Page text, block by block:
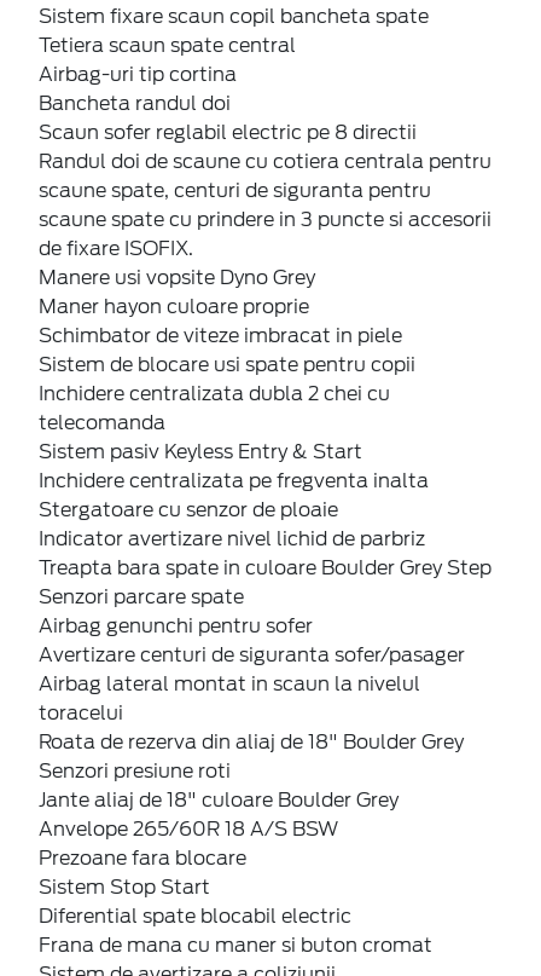
Sistem fixare scaun copil bancheta spate
Tetiera scaun spate central
Airbag-uri tip cortina
Bancheta randul doi
Scaun sofer reglabil electric pe 8 directii
Randul doi de scaune cu cotiera centrala pentru
scaune spate, centuri de siguranta pentru
scaune spate cu prindere in 3 puncte si accesorii
de fixare ISOFIX.
Manere usi vopsite Dyno Grey
Maner hayon culoare proprie
Schimbator de viteze imbracat in piele
Sistem de blocare usi spate pentru copii
Inchidere centralizata dubla 2 chei cu
telecomanda
Sistem pasiv Keyless Entry & Start
Inchidere centralizata pe fregventa inalta
Stergatoare cu senzor de ploaie
Indicator avertizare nivel lichid de parbriz
Treapta bara spate in culoare Boulder Grey Step
Senzori parcare spate
Airbag genunchi pentru sofer
Avertizare centuri de siguranta sofer/pasager
Airbag lateral montat in scaun la nivelul
toracelui
Roata de rezerva din aliaj de 18" Boulder Grey
Senzori presiune roti
Jante aliaj de 18" culoare Boulder Grey
Anvelope 265/60R 18 A/S BSW
Prezoane fara blocare
Sistem Stop Start
Diferential spate blocabil electric
Frana de mana cu maner si buton cromat